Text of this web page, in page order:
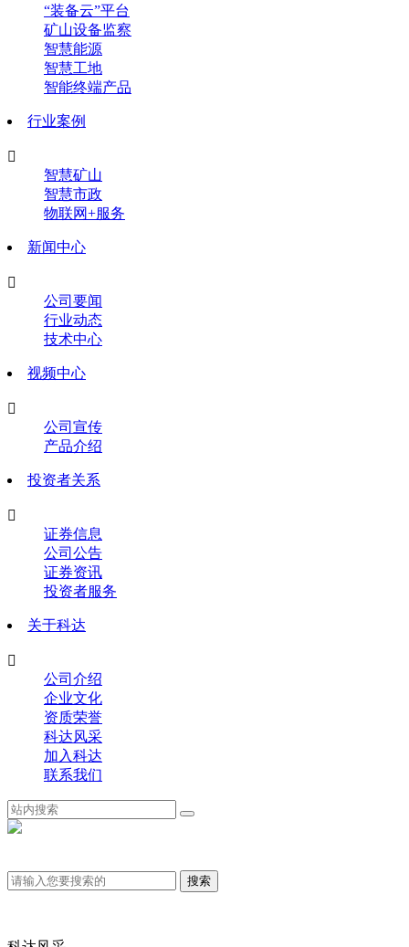
“装备云”平台
矿山设备监察
智慧能源
智慧工地
智能终端产品
行业案例

智慧矿山
智慧市政
物联网+服务
新闻中心

公司要闻
行业动态
技术中心
视频中心

公司宣传
产品介绍
投资者关系

证券信息
公司公告
证券资讯
投资者服务
关于科达

公司介绍
企业文化
资质荣誉
科达风采
加入科达
联系我们